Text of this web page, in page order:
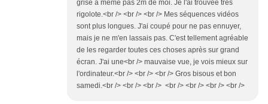
grise à même pas 2m de moi. Je l'ai trouvée très
rigolote.<br /> <br /> <br /> Mes séquences vidéos
sont plus longues. J'ai coupé pour ne pas ennuyer,
mais je ne m'en lassais pas. C'est tellement agréable
de les regarder toutes ces choses après sur grand
écran. J'ai une<br /> mauvaise vue, je vois mieux sur
l'ordinateur.<br /> <br /> <br /> Gros bisous et bon
samedi.<br /> <br /> <br /> <br /> <br /> <br /> <br />